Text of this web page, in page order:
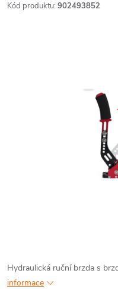
Kód produktu: 902493852
Hydraulická ruční brzda s
informace